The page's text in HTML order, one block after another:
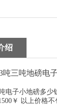
绍
吨三吨地磅电
子小地磅多少钱
￥ 以上价格不